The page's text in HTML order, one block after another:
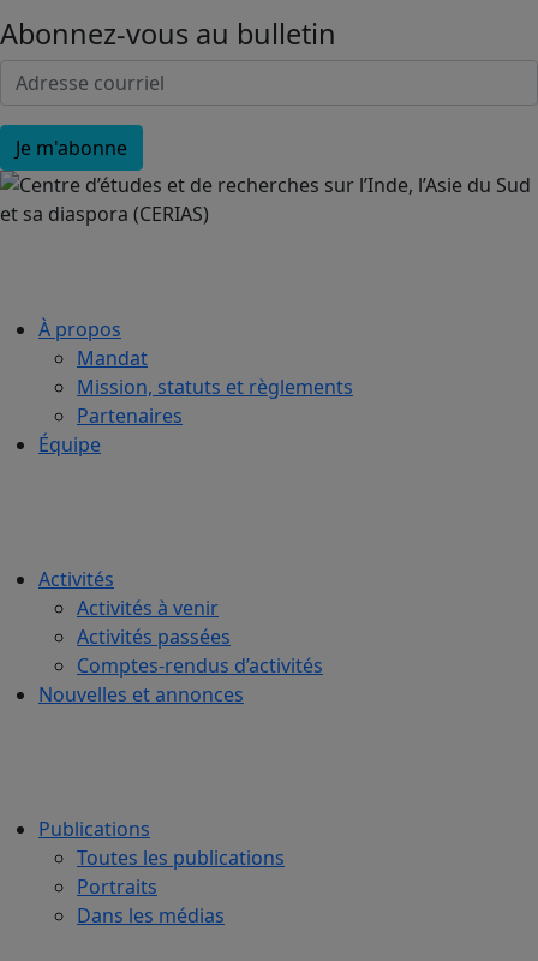
Abonnez-vous au bulletin
À propos
Mandat
Mission, statuts et règlements
Partenaires
Équipe
Activités
Activités à venir
Activités passées
Comptes-rendus d’activités
Nouvelles et annonces
Publications
Toutes les publications
Portraits
Dans les médias